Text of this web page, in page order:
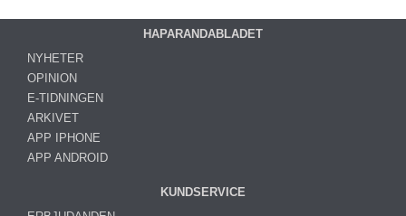
HAPARANDABLADET
NYHETER
OPINION
E-TIDNINGEN
ARKIVET
APP IPHONE
APP ANDROID
KUNDSERVICE